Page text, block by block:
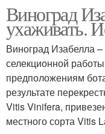
Виноград
ухаживать.
Виноград Изабелла
селекционной
предположениям
результате
Vitis Vinifera,
местного сорта Vitis